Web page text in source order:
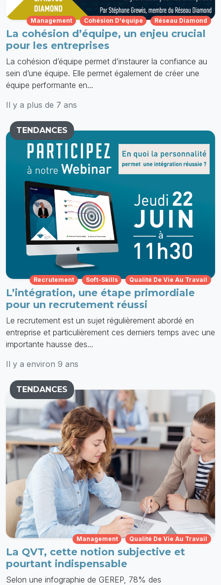
Management Cohésion D'équipe Réseau Diamond
La cohésion d’équipe, un enjeu crucial
pour les entreprises
La cohésion d’équipe permet d’instaurer la confiance au
sein d’une équipe. Elle permet également de créer une
équipe performante en...
Il y a plus de 7 ans
TENDANCES
Recrutement Soft-Skills Qualité De Vie Au Travail
L’intégration, une étape primordiale
pour un recrutement réussi
Le recrutement est un sujet régulièrement abordé en
entreprise et particulièrement ces derniers temps avec une
importante hausse des...
Il y a environ 9 ans
TENDANCES
Management Qualité De Vie Au Travail
La QVT, cette notion subjective et
pourtant indispensable
Selon une infographie de GEREP, 78% des